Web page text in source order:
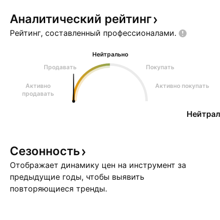
Аналитический рейтинг
Рейтинг, составленный профессионалами.
Нейтрально
Продавать
Покупать
Активно
продавать
Активно покупать
Сезонность
Отображает динамику цен на инструмент за
предыдущие годы, чтобы выявить
повторяющиеся тренды.